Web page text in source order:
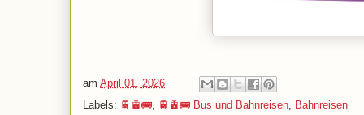
am April 01, 2026
Labels: 🚆🚊🚌 🚆🚊🚌 Bus und Bahnreisen Bahnreisen